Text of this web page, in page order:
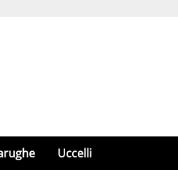
Uccelli